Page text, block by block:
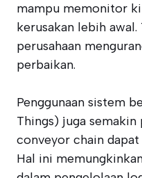
mampu memonitor
kerusakan lebih
perusahaan
perbaikan.
Penggunaan sistem
Things) juga
conveyor chain
Hal ini